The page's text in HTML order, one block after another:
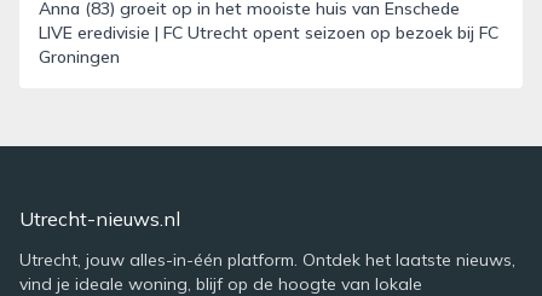
Anna (83) groeit op in het mooiste huis van Enschede
LIVE eredivisie | FC Utrecht opent seizoen op bezoek bij FC
Groningen
Utrecht-nieuws.nl
Utrecht, jouw alles-in-één platform. Ontdek het laatste nieuws,
vind je ideale woning, blijf op de hoogte van lokale